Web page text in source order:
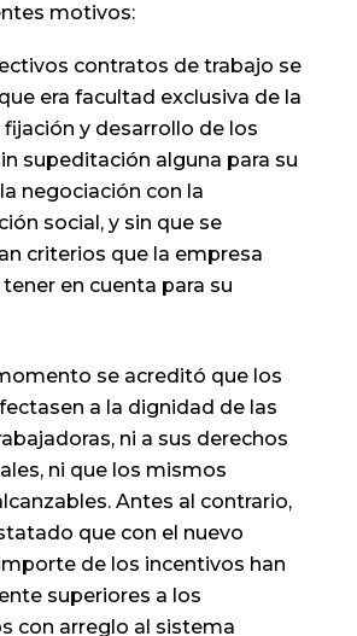
motivos:
contratos de trabajo se
era facultad exclusiva de la
y desarrollo de los
supeditación alguna para su
negociación con la
social, y sin que se
criterios que la empresa
en cuenta para su
se acreditó que los
a la dignidad de las
ni a sus derechos
ni que los mismos
Antes al contrario,
que con el nuevo
de los incentivos han
superiores a los
con arreglo al sistema